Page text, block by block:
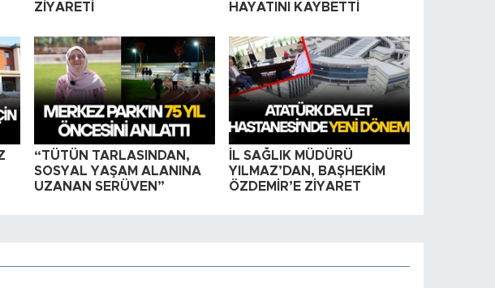
ZİYARETİ
HAYATINI KAYBETTİ
“TÜTÜN TARLASINDAN,
SOSYAL YAŞAM ALANINA
UZANAN SERÜVEN”
İL SAĞLIK MÜDÜRÜ
YILMAZ’DAN, BAŞHEKİM
ÖZDEMİR’E ZİYARET